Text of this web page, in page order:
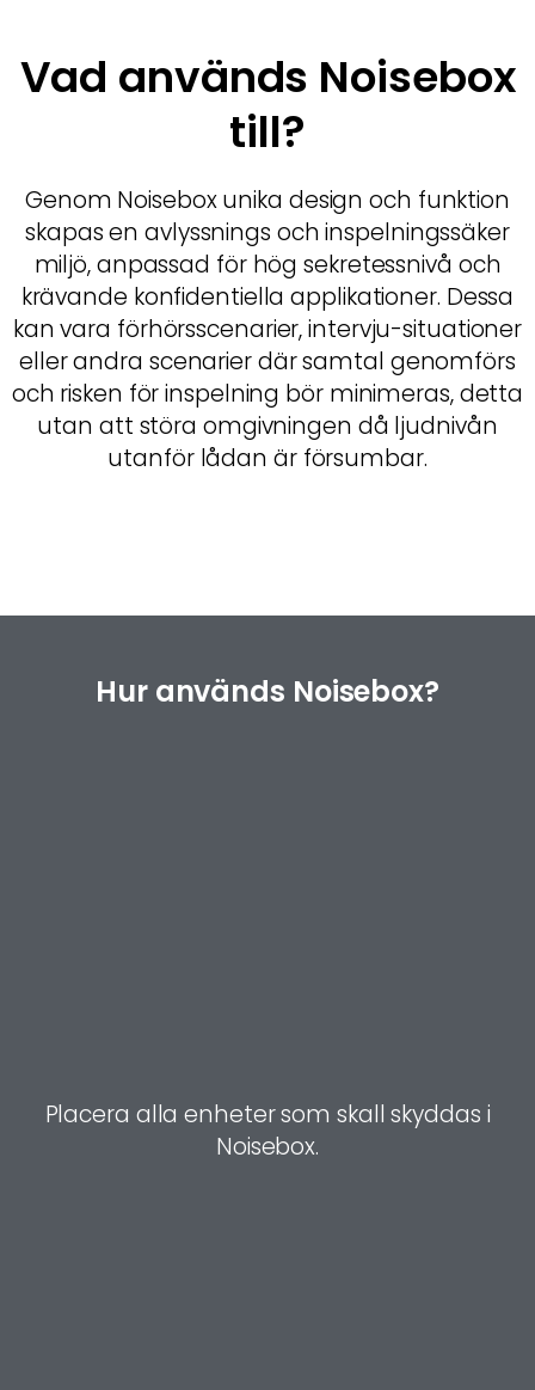
Vad används Noisebox
till?
Genom Noisebox unika design och funktion
skapas en avlyssnings och inspelningssäker
miljö, anpassad för hög sekretessnivå och
krävande konfidentiella applikationer. Dessa
kan vara förhörsscenarier, intervju-situationer
eller andra scenarier där samtal genomförs
och risken för inspelning bör minimeras, detta
utan att störa omgivningen då ljudnivån
utanför lådan är försumbar.
Hur används Noisebox?
Placera alla enheter som skall skyddas i
Noisebox.